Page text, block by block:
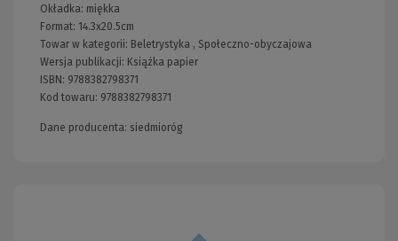
Okładka: miękka
Format: 14.3x20.5cm
Towar w kategorii: Beletrystyka , Społeczno-obyczajowa
Wersja publikacji: Książka papier
ISBN: 9788382798371
Kod towaru: 9788382798371
Dane producenta: siedmioróg